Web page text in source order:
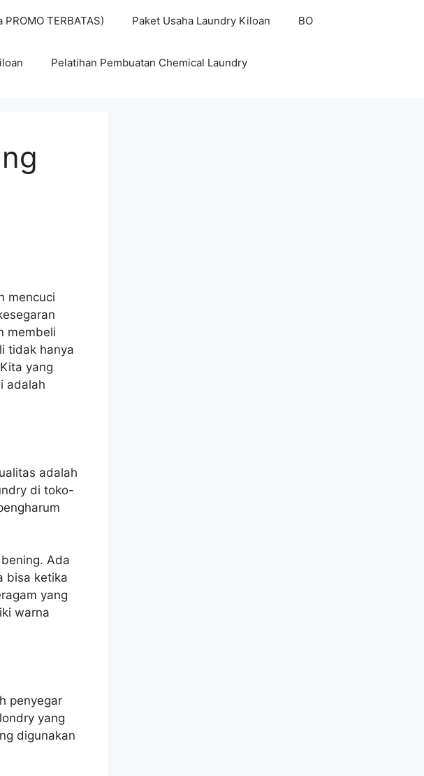
TERBATAS) Paket Usaha Laundry Kiloan BO
Pelatihan Pembuatan Chemical Laundry
mencuci
membeli
tidak hanya
yang
adalah
adalah
di toko-
Ada
bisa ketika
yang
warna
penyegar
yang
digunakan